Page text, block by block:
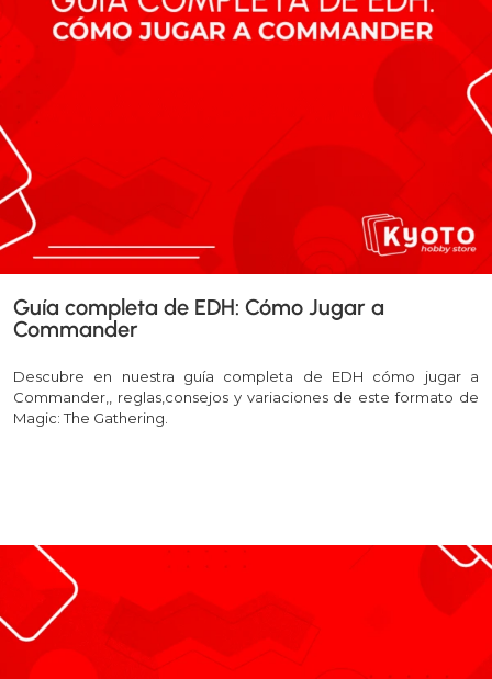
Guía completa de EDH: Cómo Jugar a
Commander
Descubre en nuestra guía completa de EDH cómo jugar a
Commander,, reglas,consejos y variaciones de este formato de
Magic: The Gathering.